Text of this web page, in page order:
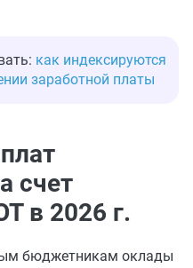
как индексируются
заработной платы
счет
в 2026 г.
бюджетникам оклады